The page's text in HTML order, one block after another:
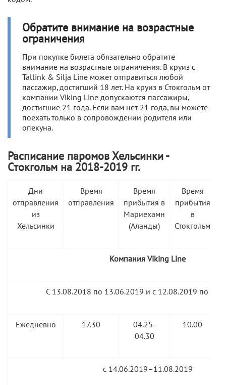
Обратите внимание на возрастные
ограничения
При покупке билета обязательно обратите
внимание на возрастные ограничения. В круиз с
Tallink & Silja Line может отправиться любой
пассажир, достигший 18 лет. На круиз в Стокгольм от
компании Viking Line допускаются пассажиры,
достигшие 21 года. Если вам нет 21 года, вы можете
поехать только в сопровождении родителя или
опекуна.
Расписание паромов Хельсинки -
Стокгольм на 2018-2019 гг.
Дни
отправления
из
Хельсинки
Время
отправления
Время
прибытия в
Мариехамн
(Аланды)
Время
прибытия
в
Стокгольм
Компания Viking Line
С 13.08.2018 по 13.06.2019 и с 12.08.2019 по
Ежедневно 17.30
04.25-
04.30
10.00
с 14.06.2019–11.08.2019